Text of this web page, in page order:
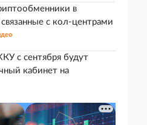
в
с кол-центрами
с сентября будут
кабинет на